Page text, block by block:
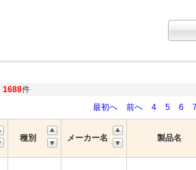
1688件
最初へ
前へ 4 5 6
種別 メーカー名 製品名